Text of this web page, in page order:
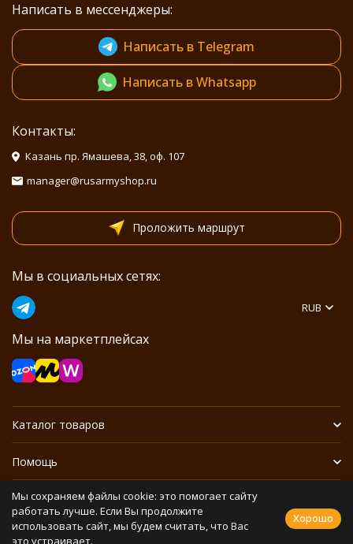
Написать в мессенджеры:
Написать в Telegram
Написать в Whatsapp
Контакты:
Казань пр. Ямашева, 38, оф. 107
manager@rusarmyshop.ru
Проложить маршрут
Мы в социальных сетях:
Мы на маркетплейсах
RUB
Каталог товаров
Помощь
Информация
Мы сохраняем файлы cookie: это помогает сайту
работать лучше. Если Вы продолжите
использовать сайт, мы будем считать, что Вас
это устраивает.
Хорошо